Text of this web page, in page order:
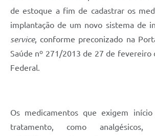
Legislação
Ouvidoria
Contratos
Links
de estoque a fim de cadastrar os
implantação de um novo sistema de
service, conforme preconizado na
Saúde nº 271/2013 de 27 de fevereiro
Federal.
Os medicamentos que exigem
tratamento, como analgésicos,